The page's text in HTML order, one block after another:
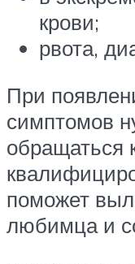
крови;
рвота,
При
симптомов
обращаться
поможет
любимца и